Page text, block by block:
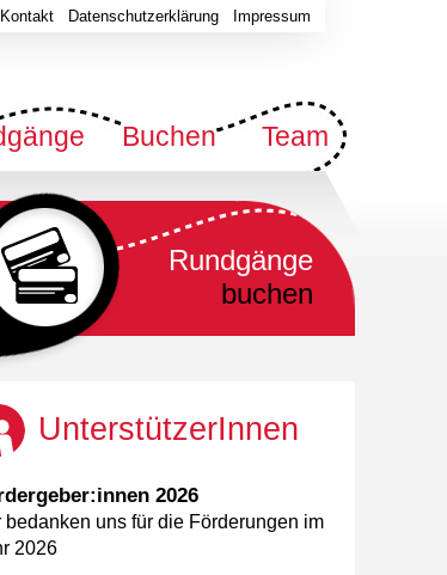
Buchen Team
Kontakt Datenschutzerklärung Impressum
Rundgänge
buchen
UnterstützerInnen
2026
bedanken uns für die Förderungen im
2026